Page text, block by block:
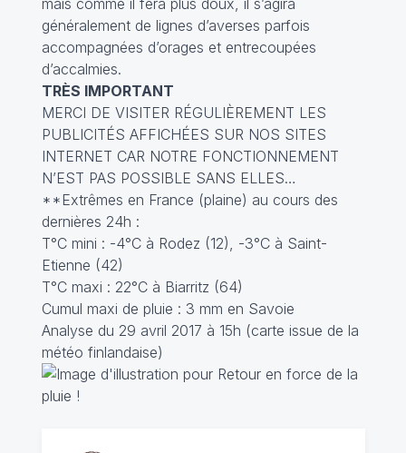
mais comme il fera plus doux, il s’agira
généralement de lignes d’averses parfois
accompagnées d’orages et entrecoupées
d’accalmies.
TRÈS IMPORTANT
MERCI DE VISITER RÉGULIÈREMENT LES
PUBLICITÉS AFFICHÉES SUR NOS SITES
INTERNET CAR NOTRE FONCTIONNEMENT
N’EST PAS POSSIBLE SANS ELLES…
**Extrêmes en France (plaine) au cours des
dernières 24h :
T°C mini : -4°C à Rodez (12), -3°C à Saint-
Etienne (42)
T°C maxi : 22°C à Biarritz (64)
Cumul maxi de pluie : 3 mm en Savoie
Analyse du 29 avril 2017 à 15h (carte issue de la
météo finlandaise)